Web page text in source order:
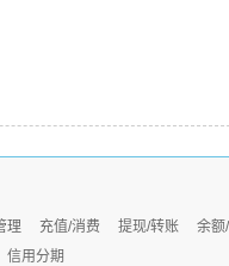
理 充值/消费 提现/转账
余额
信用分期